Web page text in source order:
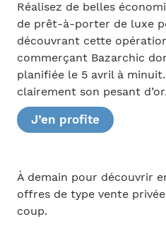
Réalisez de belles
de prêt-à-porter de luxe
découvrant cette
commerçant Bazarchic
planifiée le 5 avril à
clairement son pesant d’or.
J’en profite
À demain pour découvrir
offres de type vente
coup.